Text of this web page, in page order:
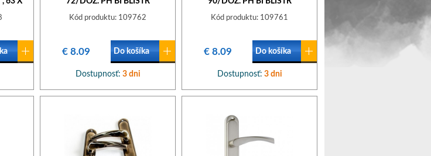
Kód produktu: 109762
€ 8.09 Do košíka
Dostupnosť: 3 dni
Kód produktu: 109761
€ 8.09 Do košíka
Dostupnosť: 3 dni